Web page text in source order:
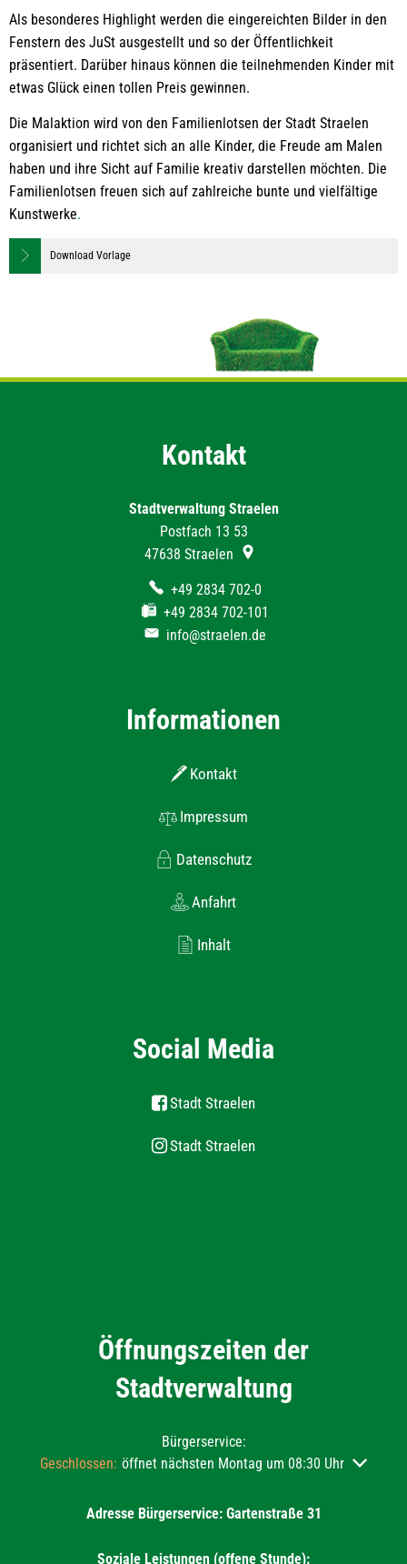
Als besonderes Highlight werden die eingereichten Bilder in den
Fenstern des JuSt ausgestellt und so der Öffentlichkeit
präsentiert. Darüber hinaus können die teilnehmenden Kinder mit
etwas Glück einen tollen Preis gewinnen.
Die Malaktion wird von den Familienlotsen der Stadt Straelen
organisiert und richtet sich an alle Kinder, die Freude am Malen
haben und ihre Sicht auf Familie kreativ darstellen möchten. Die
Familienlotsen freuen sich auf zahlreiche bunte und vielfältige
Kunstwerke.
Download Vorlage
Kontakt
Stadtverwaltung Straelen
Postfach 13 53
47638 Straelen
+49 2834 702-0
+49 2834 702-101
info@straelen.de
Informationen
Kontakt
Impressum
Datenschutz
Anfahrt
Inhalt
Social Media
Stadt Straelen
Stadt Straelen
Öffnungszeiten der
Stadtverwaltung
Bürgerservice:
Klicken, um weitere Öffnungs- oder Schließzeiten
Geschlossen: öffnet nächsten Montag um 08:30 Uhr
Adresse Bürgerservice: Gartenstraße 31
Soziale Leistungen (offene Stunde):